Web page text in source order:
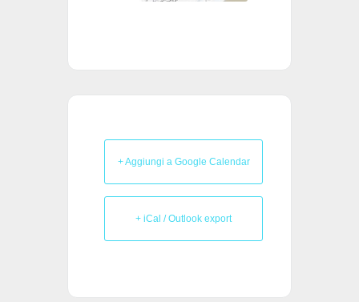
+ Aggiungi a Google Calendar
+ iCal / Outlook export